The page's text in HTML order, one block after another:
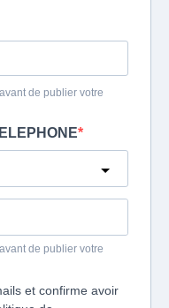
de publier votre
de publier votre
et confirme avoir